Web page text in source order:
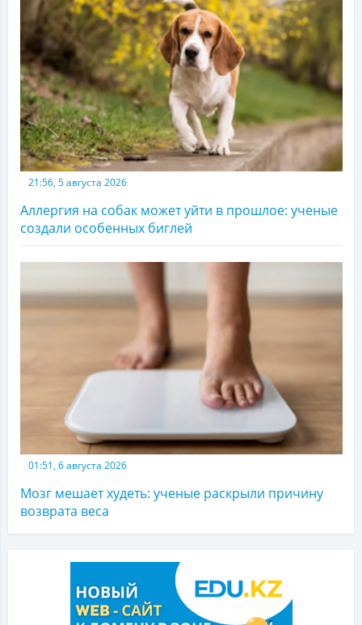
21:56, 5 августа 2026
Аллергия на собак может уйти в прошлое: ученые
создали особенных биглей
01:51, 6 августа 2026
Мозг мешает худеть: ученые раскрыли причину
возврата веса